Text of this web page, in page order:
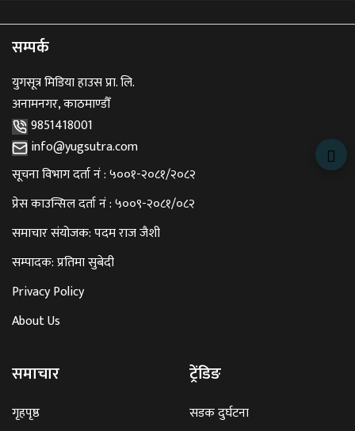
सम्पर्क
युगसूत्र मिडिया हाउस प्रा. लि.
अनामनगर, काठमाण्डौँ
9851418001
info@yugsutra.com
सूचना विभाग दर्ता नं : ५००१-२०८१/२०८२
प्रेस काउन्सिल दर्ता नं : ५००९-२०८१/०८२
समाचार संयोजक: पदम राज जैशी
सम्पादक: प्रतिमा सुबेदी
Privacy Policy
About Us
समाचार
गृहपृष्ठ
ट्रेंडिङ
सडक दुर्घटना